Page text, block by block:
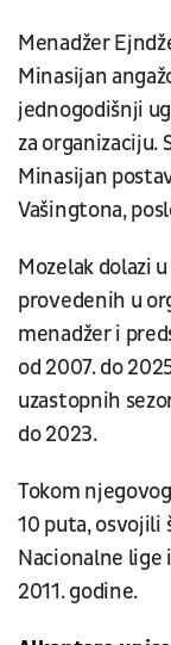
Menadžer
Minasijan
jednogodišnji
za organizaciju.
Minasijan
Vašingtona,
Mozelak dolazi
provedenih u
menadžer i
od 2007. do
uzastopnih
do 2023.
Tokom
10 puta,
Nacionalne lige
2011. godine.